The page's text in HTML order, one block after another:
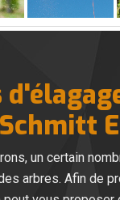
Schmitt
un certain
arbres. Afin de